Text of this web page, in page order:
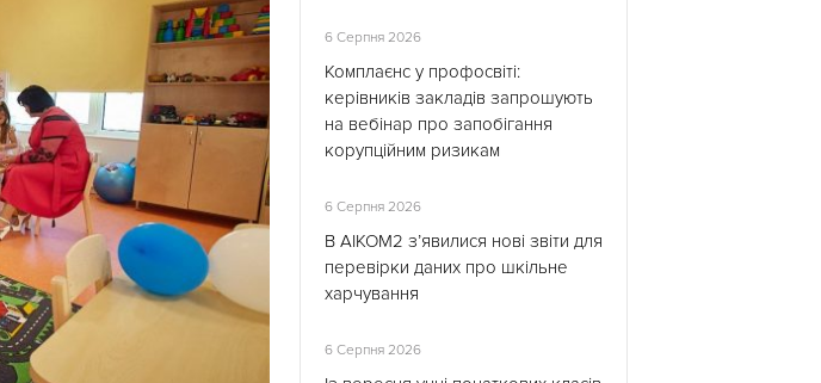
6 Серпня 2026
Комплаєнс у профосвіті:
керівників закладів запрошують
на вебінар про запобігання
корупційним ризикам
6 Серпня 2026
В АІКОМ2 з’явилися нові звіти для
перевірки даних про шкільне
харчування
6 Серпня 2026